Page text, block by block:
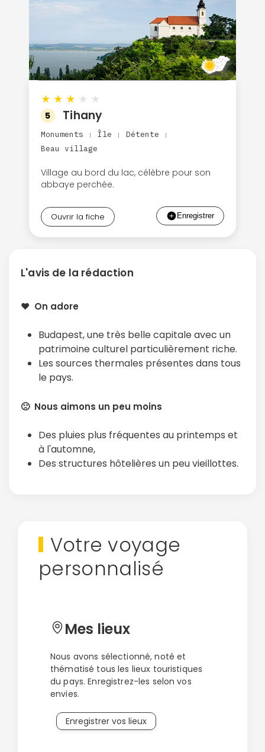
★ ★ ★ ★ ★
5 Tihany
Monuments | Île | Détente |
Beau village
Village au bord du lac, célèbre pour son
abbaye perchée.
Ouvrir la fiche
L'avis de la rédaction
❤️ On adore
Budapest, une très belle capitale avec un
patrimoine culturel particulièrement riche.
Les sources thermales présentes dans tous
le pays.
🙁 Nous aimons un peu moins
Des pluies plus fréquentes au printemps et
à l'automne,
Des structures hôtelières un peu vieillottes.
Votre voyage
personnalisé
Mes lieux
Nous avons sélectionné, noté et
thématisé tous les lieux touristiques
du pays. Enregistrez-les selon vos
envies.
Enregistrer vos lieux